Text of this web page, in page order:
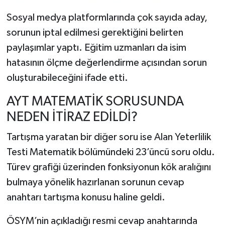
Sosyal medya platformlarında çok sayıda aday,
sorunun iptal edilmesi gerektiğini belirten
paylaşımlar yaptı. Eğitim uzmanları da isim
hatasının ölçme değerlendirme açısından sorun
oluşturabileceğini ifade etti.
AYT MATEMATİK SORUSUNDA
NEDEN İTİRAZ EDİLDİ?
Tartışma yaratan bir diğer soru ise Alan Yeterlilik
Testi Matematik bölümündeki 23’üncü soru oldu.
Türev grafiği üzerinden fonksiyonun kök aralığını
bulmaya yönelik hazırlanan sorunun cevap
anahtarı tartışma konusu haline geldi.
ÖSYM’nin açıkladığı resmi cevap anahtarında